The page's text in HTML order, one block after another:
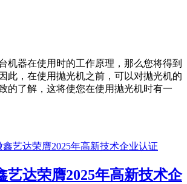
机器在使用时的工作原理，那么您将得到
此，在使用抛光机之前，可以对抛光机的
的了解，这将使您在使用抛光机时有一
艺达荣膺2025年高新技术企